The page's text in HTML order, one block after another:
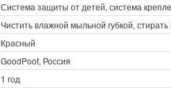
Система защиты от детей, система
Чистить влажной мыльной губкой,
Красный
GoodPoof, Россия
1 год